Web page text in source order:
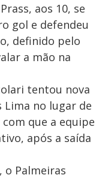
aos 10, se
gol e defendeu
definido pelo
a mão na
tentou nova
Lima no lugar de
que a equipe
após a saída
o Palmeiras